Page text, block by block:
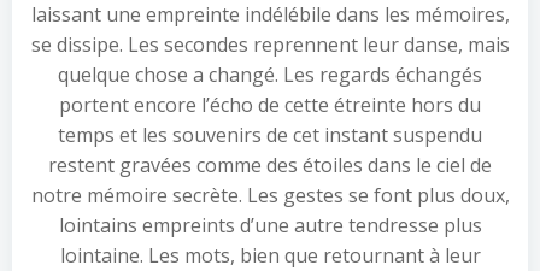
laissant une empreinte indélébile dans les mémoires,
se dissipe. Les secondes reprennent leur danse, mais
quelque chose a changé. Les regards échangés
portent encore l’écho de cette étreinte hors du
temps et les souvenirs de cet instant suspendu
restent gravées comme des étoiles dans le ciel de
notre mémoire secrète. Les gestes se font plus doux,
lointains empreints d’une autre tendresse plus
lointaine. Les mots, bien que retournant à leur